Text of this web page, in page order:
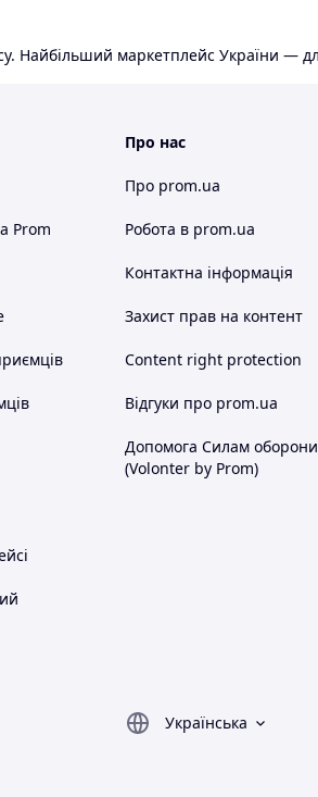
Найбільший маркетплейс України —
Prom
Про нас
Про prom.ua
Робота в prom.ua
Контактна інформація
Захист прав на контент
Content right protection
Відгуки про prom.ua
Допомога Силам оборони
(Volonter by Prom)
Українська